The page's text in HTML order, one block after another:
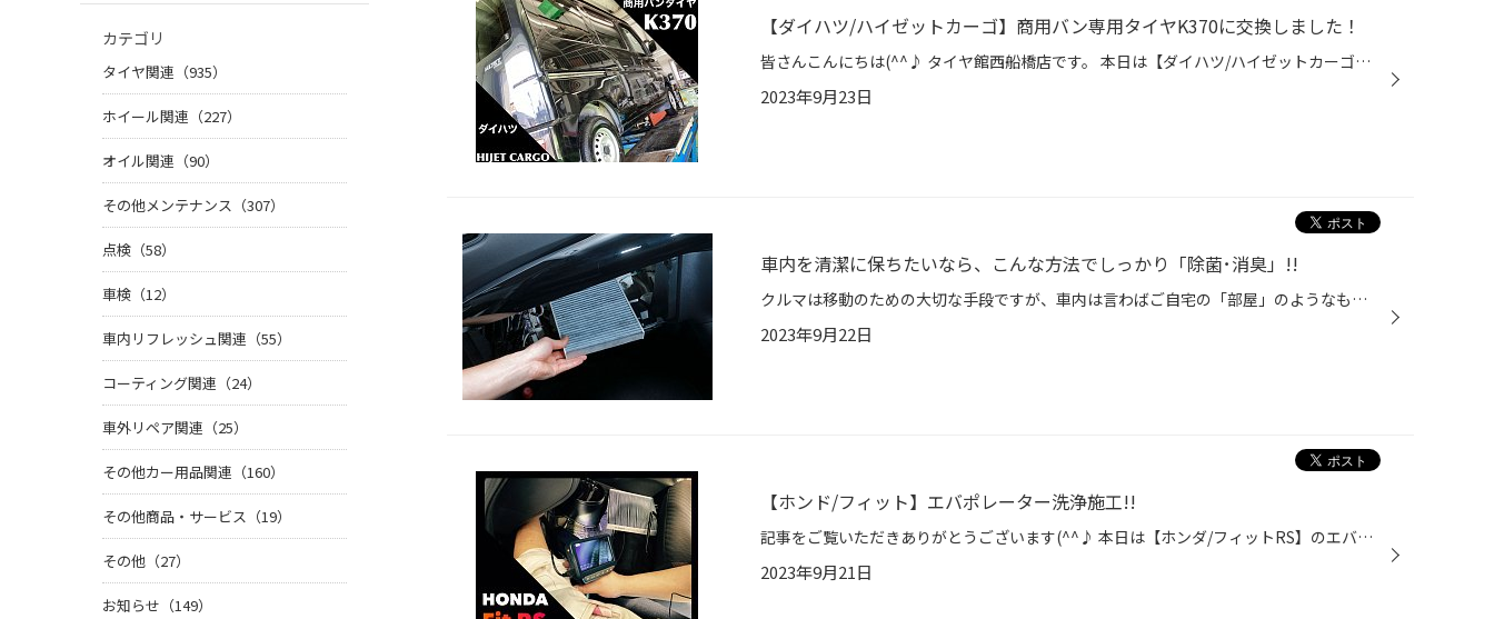
【ダイハツ/ハイゼットカーゴ】商用バン専用タイヤK370に交換しました！
皆さんこんにちは(^^♪ タイヤ館西船橋店です。 本日は【ダイハツ/ハイゼットカーゴ】のタイヤ交換（ハブ防錆付き）を行いました。 内容 ・タイヤ交換：K370 145/80R12LT 80/78N ・ハブ錆コーティング ついていたタイヤは？？ 地面に接する部分はひび割れが目立ちますね((+_+)) 溝もかなり減っていま...
2023年9月23日
車内を清潔に保ちたいなら、こんな方法でしっかり「除菌･消臭」!!
クルマは移動のための大切な手段ですが、車内は言わばご自宅の「部屋」のようなもの。ある程度の時間、その空間のなかに身を置くわけですから、より快適に過ごすことができるように心がけたいですよね。 そこで気になるのが、車内のコンディション。ニオイはもちろんのこと、エアコンシステムを介し...
2023年9月22日
【ホンド/フィット】エバポレーター洗浄施工!!
記事をご覧いただきありがとうございます(^^♪ 本日は【ホンダ/フィットRS】のエバポレーター洗浄を行いました。 今回は日頃からおクルマのお手入れをしており、その一環でエバポレーターの洗浄を任せていただきました。 ーーーーーーーーーーーーーーーーーーーーーーーーーーーーーーーーーーーー...
2023年9月21日
カテゴリ
タイヤ関連（935）
ホイール関連（227）
オイル関連（90）
その他メンテナンス（307）
点検（58）
車検（12）
車内リフレッシュ関連（55）
コーティング関連（24）
車外リペア関連（25）
その他カー用品関連（160）
その他商品・サービス（19）
その他（27）
お知らせ（149）